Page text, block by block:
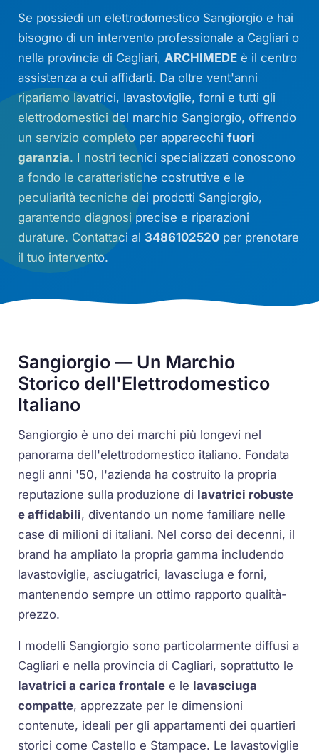
Se possiedi un elettrodomestico Sangiorgio e hai
bisogno di un intervento professionale a Cagliari o
nella provincia di Cagliari,ARCHIMEDE è il centro
assistenza a cui affidarti. Da oltre vent'anni
ripariamo lavatrici, lavastoviglie, forni e tutti gli
elettrodomestici del marchio Sangiorgio, offrendo
un servizio completo per apparecchifuori
garanzia. I nostri tecnici specializzati conoscono
a fondo le caratteristiche costruttive e le
peculiarità tecniche dei prodotti Sangiorgio,
garantendo diagnosi precise e riparazioni
durature. Contattaci al 3486102520 per prenotare
il tuo intervento.
Sangiorgio — Un Marchio
Storico dell'Elettrodomestico
Italiano
Sangiorgio è uno dei marchi più longevi nel
panorama dell'elettrodomestico italiano. Fondata
negli anni '50, l'azienda ha costruito la propria
reputazione sulla produzione di lavatrici robuste
e affidabili, diventando un nome familiare nelle
case di milioni di italiani. Nel corso dei decenni, il
brand ha ampliato la propria gamma includendo
lavastoviglie, asciugatrici, lavasciuga e forni,
mantenendo sempre un ottimo rapporto qualità-
prezzo.
I modelli Sangiorgio sono particolarmente diffusi a
Cagliari e nella provincia di Cagliari, soprattutto le
lavatrici a carica frontale e le lavasciuga
compatte, apprezzate per le dimensioni
contenute, ideali per gli appartamenti dei quartieri
storici come Castello e Stampace. Le lavastoviglie